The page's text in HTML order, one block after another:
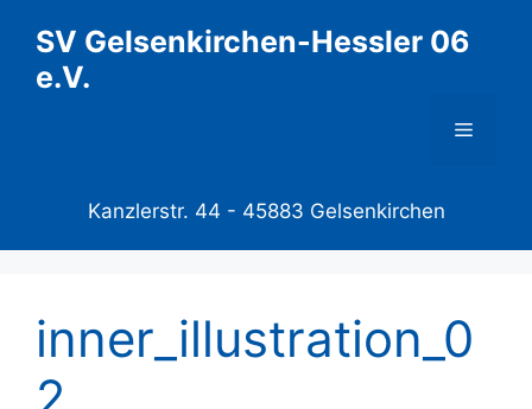
Inhalt
springen
SV Gelsenkirchen-Hessler 06
e.V.
Menü
Kanzlerstr. 44 - 45883 Gelsenkirchen
inner_illustration_0